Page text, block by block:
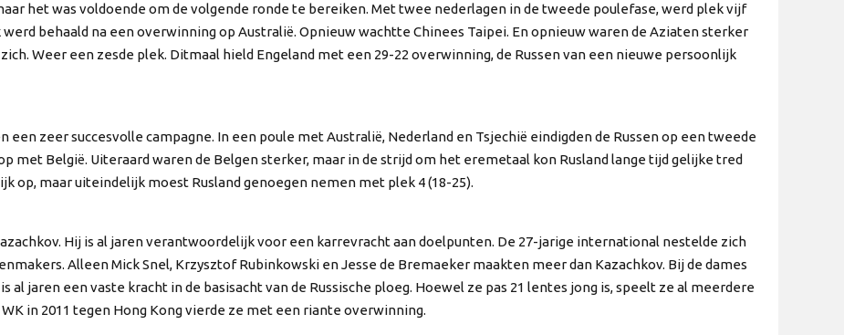
het was voldoende om de volgende ronde te bereiken. Met twee nederlagen in de tweede poulefase, werd plek vijf
behaald na een overwinning op Australië. Opnieuw wachtte Chinees Taipei. En opnieuw waren de Aziaten sterker
Weer een zesde plek. Ditmaal hield Engeland met een 29-22 overwinning, de Russen van een nieuwe persoonlijk
een zeer succesvolle campagne. In een poule met Australië, Nederland en Tsjechië eindigden de Russen op een tweede
met België. Uiteraard waren de Belgen sterker, maar in de strijd om het eremetaal kon Rusland lange tijd gelijke tred
op, maar uiteindelijk moest Rusland genoegen nemen met plek 4 (18-25).
Hij is al jaren verantwoordelijk voor een karrevracht aan doelpunten. De 27-jarige international nestelde zich
Alleen Mick Snel, Krzysztof Rubinkowski en Jesse de Bremaeker maakten meer dan Kazachkov. Bij de dames
al jaren een vaste kracht in de basisacht van de Russische ploeg. Hoewel ze pas 21 lentes jong is, speelt ze al meerdere
in 2011 tegen Hong Kong vierde ze met een riante overwinning.